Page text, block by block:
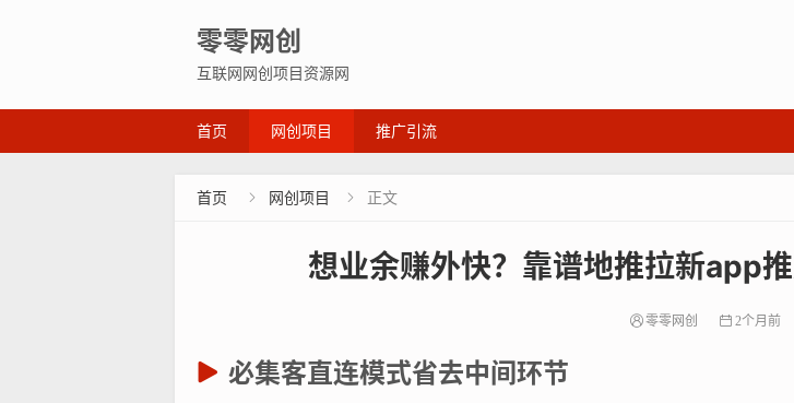
零零网创
互联网网创项目资源网
首页 网创项目 推广引流
首页  网创项目  正文
想业余赚外快？靠谱地推拉新app
零零网创 2个月前
必集客直连模式省去中间环节